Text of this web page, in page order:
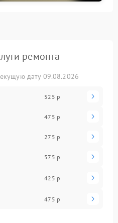
ремонта
дату 09.08.2026
525 р
475 р
275 р
575 р
425 р
475 р